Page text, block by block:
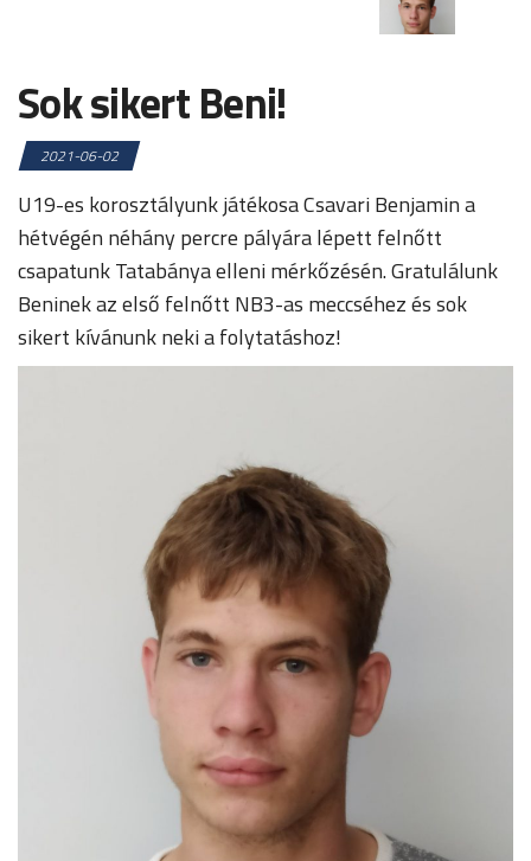
Sok sikert Beni!
2021-06-02
U19-es korosztályunk játékosa Csavari Benjamin a
hétvégén néhány percre pályára lépett felnőtt
csapatunk Tatabánya elleni mérkőzésén. Gratulálunk
Beninek az első felnőtt NB3-as meccséhez és sok
sikert kívánunk neki a folytatáshoz!